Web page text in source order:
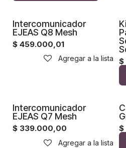
Intercomunicador
EJEAS Q8 Mesh
$ 459.000,01
Agregar a la lista $
Intercomunicador
EJEAS Q7 Mesh
$ 339.000,00
Agregar a la lista
$